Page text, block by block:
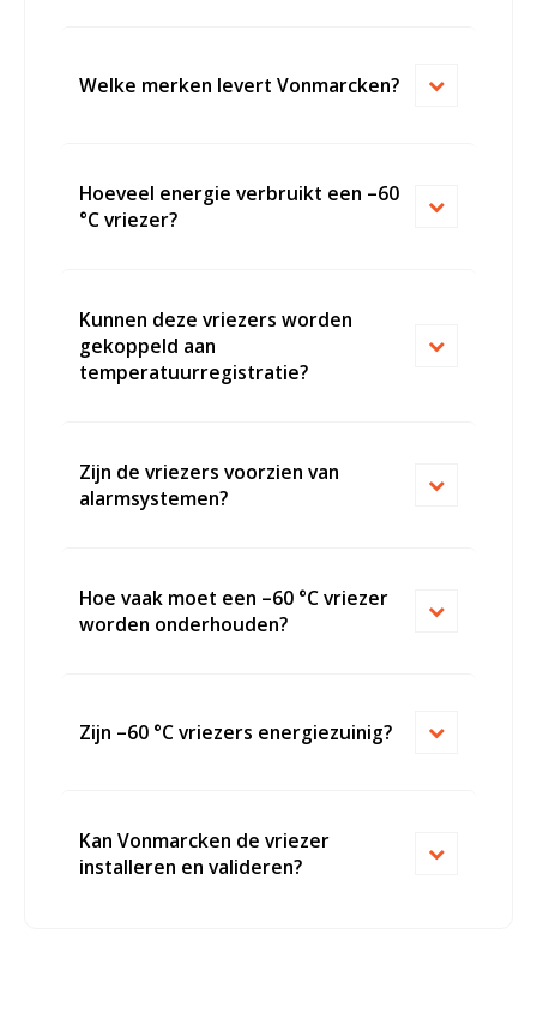
Welke merken levert Vonmarcken?
Hoeveel energie verbruikt een –60
°C vriezer?
Kunnen deze vriezers worden
gekoppeld aan
temperatuurregistratie?
Zijn de vriezers voorzien van
alarmsystemen?
Hoe vaak moet een –60 °C vriezer
worden onderhouden?
Zijn –60 °C vriezers energiezuinig?
Kan Vonmarcken de vriezer
installeren en valideren?